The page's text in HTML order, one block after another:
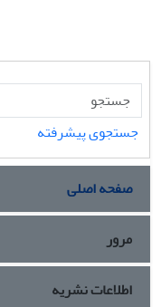
جستجوی پیشرفته
صفحه اصلی
مرور
اطلاعات نشریه